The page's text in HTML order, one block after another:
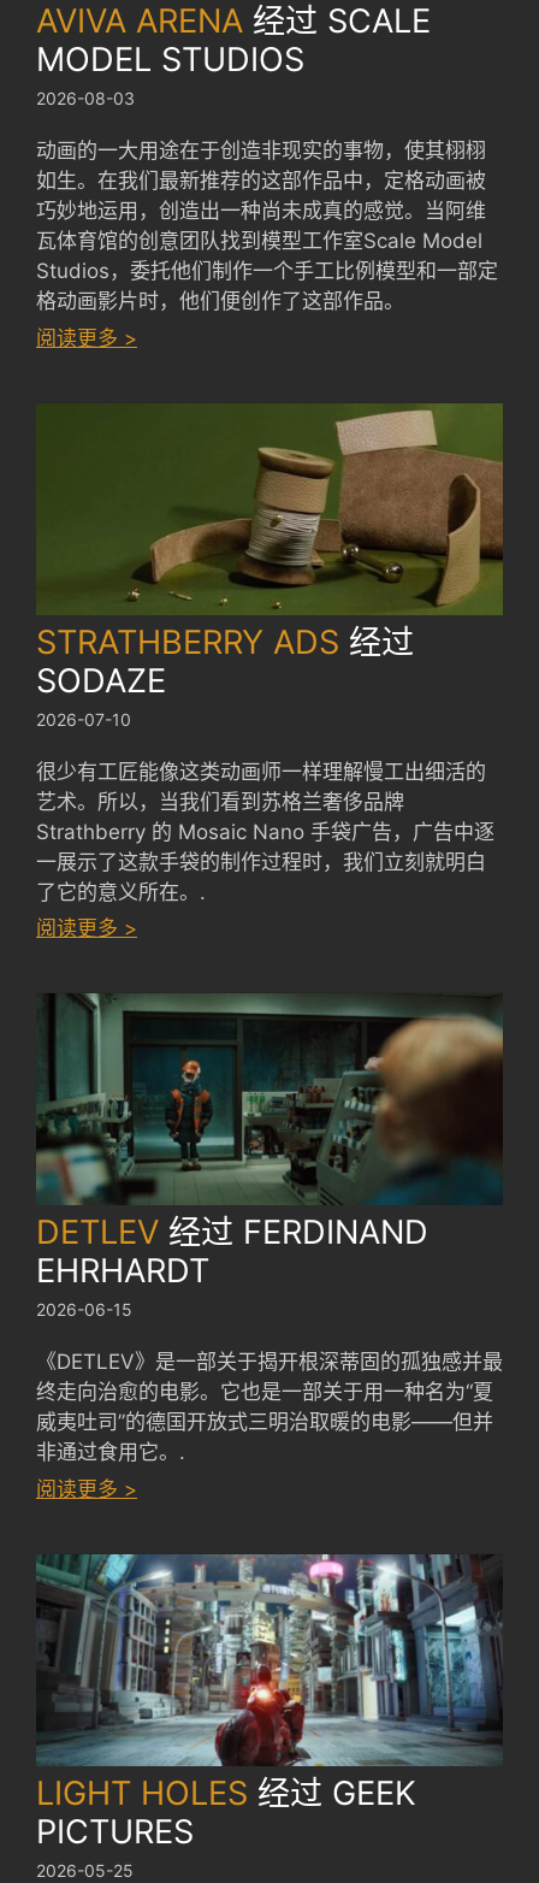
AVIVA ARENA 经过 SCALE
MODEL STUDIOS
2026-08-03
动画的一大用途在于创造非现实的事物，使其栩栩
如生。在我们最新推荐的这部作品中，定格动画被
巧妙地运用，创造出一种尚未成真的感觉。当阿维
瓦体育馆的创意团队找到模型工作室Scale Model
Studios，委托他们制作一个手工比例模型和一部定
格动画影片时，他们便创作了这部作品。
阅读更多 >
STUDIOS
STRATHBERRY ADS 经过
SODAZE
2026-07-10
很少有工匠能像这类动画师一样理解慢工出细活的
艺术。所以，当我们看到苏格兰奢侈品牌
Strathberry 的 Mosaic Nano 手袋广告，广告中逐
一展示了这款手袋的制作过程时，我们立刻就明白
了它的意义所在。.
阅读更多 >
ADS
by
SODAZE
DETLEV 经过 FERDINAND
EHRHARDT
2026-06-15
《DETLEV》是一部关于揭开根深蒂固的孤独感并最
终走向治愈的电影。它也是一部关于用一种名为“夏
威夷吐司”的德国开放式三明治取暖的电影——但并
非通过食用它。.
阅读更多 >
FERDINAND
EHRHARDT
LIGHT HOLES 经过 GEEK
PICTURES
2026-05-25